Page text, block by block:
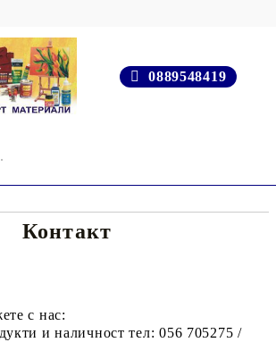
0889548419
Контакт
с нас:
и наличност тел: 056 705275 /